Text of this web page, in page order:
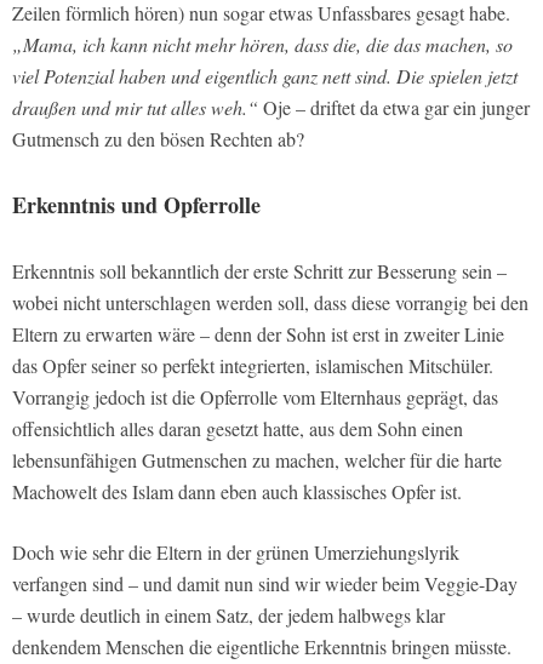
Zeilen förmlich hören) nun sogar etwas Unfassbares gesagt habe.
„Mama, ich kann nicht mehr hören, dass die, die das machen, so
viel Potenzial haben und eigentlich ganz nett sind. Die spielen jetzt
draußen und mir tut alles weh.“ Oje – driftet da etwa gar ein junger
Gutmensch zu den bösen Rechten ab?
Erkenntnis und Opferrolle
Erkenntnis soll bekanntlich der erste Schritt zur Besserung sein –
wobei nicht unterschlagen werden soll, dass diese vorrangig bei den
Eltern zu erwarten wäre – denn der Sohn ist erst in zweiter Linie
das Opfer seiner so perfekt integrierten, islamischen Mitschüler.
Vorrangig jedoch ist die Opferrolle vom Elternhaus geprägt, das
offensichtlich alles daran gesetzt hatte, aus dem Sohn einen
lebensunfähigen Gutmenschen zu machen, welcher für die harte
Machowelt des Islam dann eben auch klassisches Opfer ist.
Doch wie sehr die Eltern in der grünen Umerziehungslyrik
verfangen sind – und damit nun sind wir wieder beim Veggie-Day
– wurde deutlich in einem Satz, der jedem halbwegs klar
denkendem Menschen die eigentliche Erkenntnis bringen müsste.